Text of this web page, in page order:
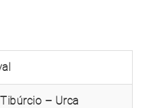
– Urca